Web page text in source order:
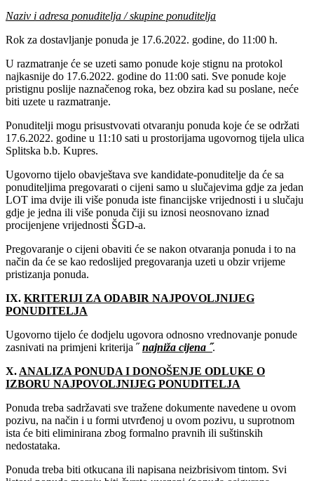
Naziv i adresa ponuditelja / skupine ponuditelja
Rok za dostavljanje ponuda je 17‎.6.2022‎‎. godine, do 11:00 h.
U razmatranje će se uzeti samo ponude koje stignu na protokol
najkasnije do 17‎.6.2022‎‎. godine do 11:00 sati. Sve ponude koje
pristignu poslije naznačenog roka, bez obzira kad su poslane, neće
biti uzete u razmatranje.
Ponuditelji mogu prisustvovati otvaranju ponuda koje će se održati
17‎.6.2022‎‎. godine u 11:10 sati u prostorijama ugovornog tijela ulica
Splitska b.b. Kupres.
Ugovorno tijelo obavještava sve kandidate-ponuditelje da će sa
ponuditeljima pregovarati o cijeni samo u slučajevima gdje za jedan
LOT ima dvije ili više ponuda iste financijske vrijednosti i u slučaju
gdje je jedna ili više ponuda čiji su iznosi neosnovano iznad
procijenjene vrijednosti ŠGD-a.
Pregovaranje o cijeni obaviti će se nakon otvaranja ponuda i to na
način da će se kao redoslijed pregovaranja uzeti u obzir vrijeme
pristizanja ponuda.
IX. KRITERIJI ZA ODABIR NAJPOVOLJNIJEG
PONUDITELJA
Ugovorno tijelo će dodjelu ugovora odnosno vrednovanje ponude
zasnivati na primjeni kriterija ˝najniža cijena ˝.
X. ANALIZA PONUDA I DONOŠENJE ODLUKE O
IZBORU NAJPOVOLJNIJEG PONUDITELJA
Ponuda treba sadržavati sve tražene dokumente navedene u ovom
pozivu, na način i u formi utvrđenoj u ovom pozivu, u suprotnom
ista će biti eliminirana zbog formalno pravnih ili suštinskih
nedostataka.
Ponuda treba biti otkucana ili napisana neizbrisivom tintom. Svi